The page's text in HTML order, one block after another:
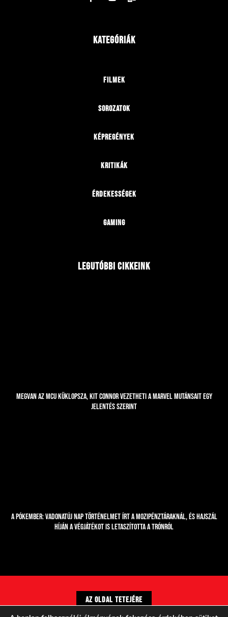
Kategóriák
Filmek
Sorozatok
Képregények
Kritikák
Érdekességek
Gaming
Legutóbbi cikkeink
Megvan az MCU Küklopsza, Kit Connor vezetheti a Marvel mutánsait egy
jelentés szerint
A Pókember: Vadonatúj nap történelmet írt a mozipénztáraknál, és hajszál
híján a Végjátékot is letaszította a trónról
Az oldal tetejére